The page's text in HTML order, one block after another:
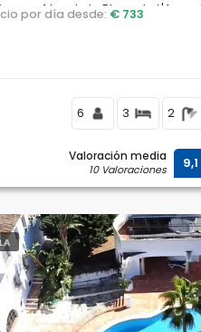
a 4 km de la Playa de
por día desde: € 733
6 3 2
Valoración media
10 Valoraciones 9,1